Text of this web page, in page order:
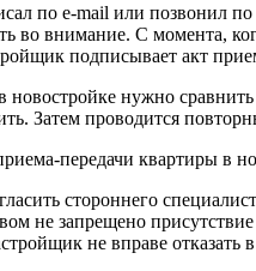
по e-mail или позвонил по
во внимание. С момента,
подписывает акт
нужно
Затем проводится
передачи квартиры в
стороннего
не запрещено
не вправе